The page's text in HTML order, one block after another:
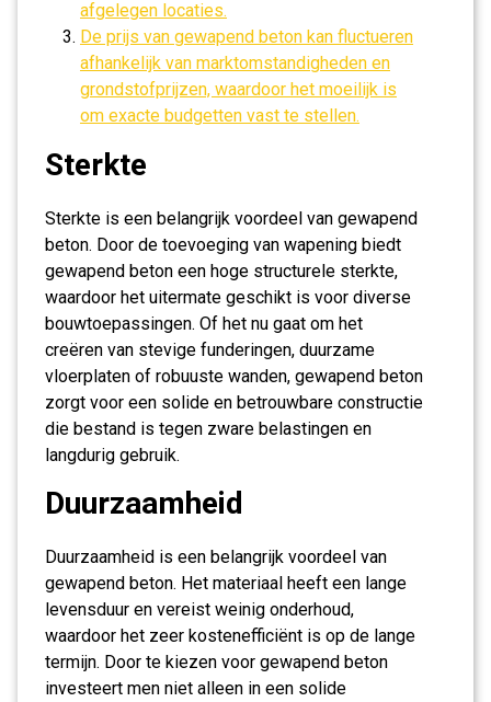
afgelegen locaties.
De prijs van gewapend beton kan fluctueren
afhankelijk van marktomstandigheden en
grondstofprijzen, waardoor het moeilijk is
om exacte budgetten vast te stellen.
Sterkte
Sterkte is een belangrijk voordeel van gewapend
beton. Door de toevoeging van wapening biedt
gewapend beton een hoge structurele sterkte,
waardoor het uitermate geschikt is voor diverse
bouwtoepassingen. Of het nu gaat om het
creëren van stevige funderingen, duurzame
vloerplaten of robuuste wanden, gewapend beton
zorgt voor een solide en betrouwbare constructie
die bestand is tegen zware belastingen en
langdurig gebruik.
Duurzaamheid
Duurzaamheid is een belangrijk voordeel van
gewapend beton. Het materiaal heeft een lange
levensduur en vereist weinig onderhoud,
waardoor het zeer kostenefficiënt is op de lange
termijn. Door te kiezen voor gewapend beton
investeert men niet alleen in een solide